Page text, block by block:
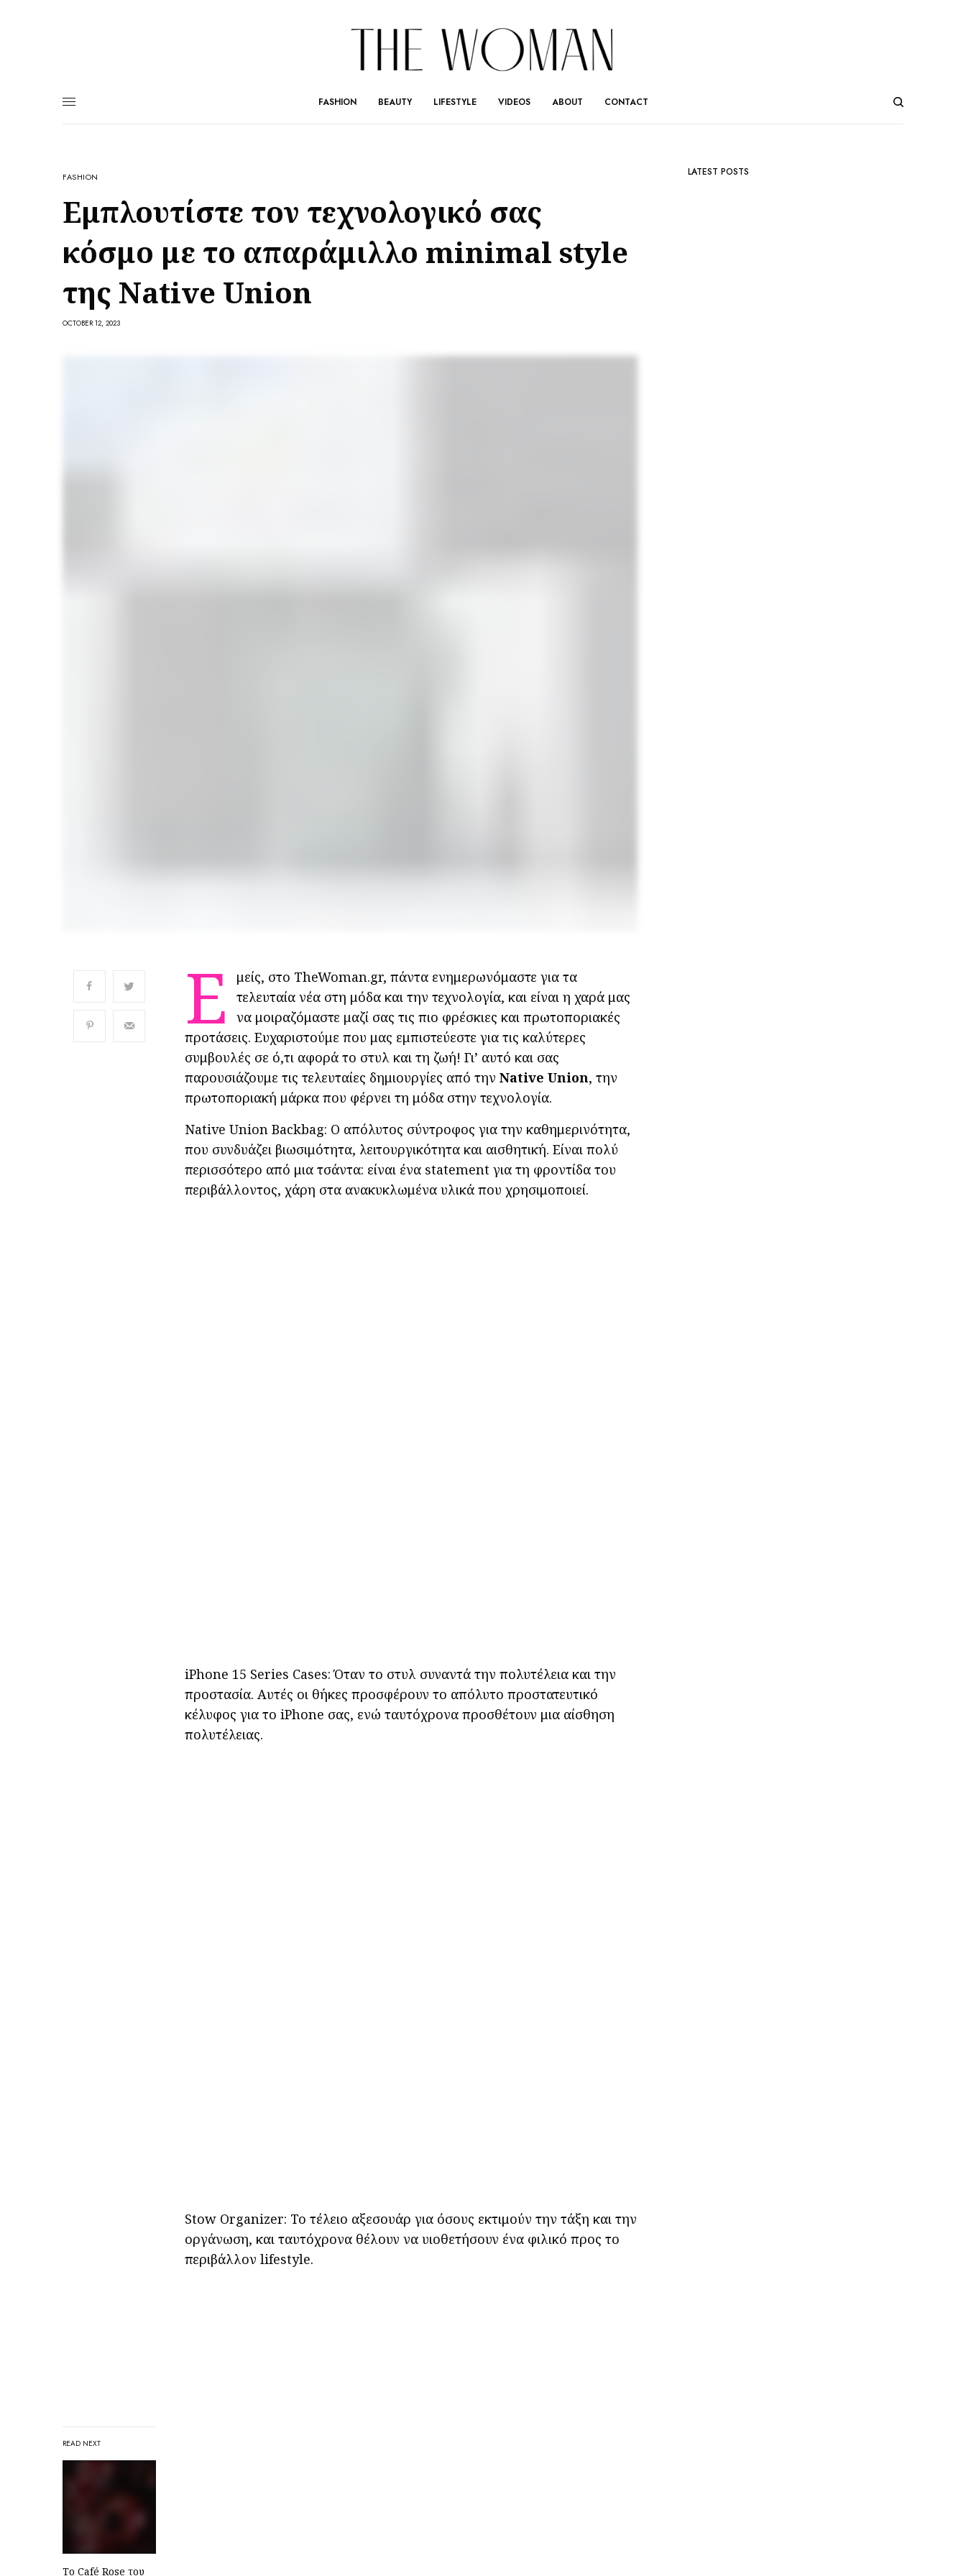
FASHION BEAUTY LIFESTYLE VIDEOS ABOUT CONTACT
FASHION
Εμπλουτίστε τον τεχνολογικό σας
κόσμο με το απαράμιλλο minimal style
της Native Union
OCTOBER 12, 2023
READ NEXT
Το Café Rose του
Ε
μείς, στο TheWoman.gr, πάντα ενημερωνόμαστε για τα
τελευταία νέα στη μόδα και την τεχνολογία, και είναι η χαρά μας
να μοιραζόμαστε μαζί σας τις πιο φρέσκιες και πρωτοποριακές
προτάσεις. Ευχαριστούμε που μας εμπιστεύεστε για τις καλύτερες
συμβουλές σε ό,τι αφορά το στυλ και τη ζωή! Γι’ αυτό και σας
παρουσιάζουμε τις τελευταίες δημιουργίες από τηνNative Union, την
πρωτοποριακή μάρκα που φέρνει τη μόδα στην τεχνολογία.
Native Union Backbag: Ο απόλυτος σύντροφος για την καθημερινότητα,
που συνδυάζει βιωσιμότητα, λειτουργικότητα και αισθητική. Είναι πολύ
περισσότερο από μια τσάντα: είναι ένα statement για τη φροντίδα του
περιβάλλοντος, χάρη στα ανακυκλωμένα υλικά που χρησιμοποιεί.
iPhone 15 Series Cases: Όταν το στυλ συναντά την πολυτέλεια και την
προστασία. Αυτές οι θήκες προσφέρουν το απόλυτο προστατευτικό
κέλυφος για το iPhone σας, ενώ ταυτόχρονα προσθέτουν μια αίσθηση
πολυτέλειας.
Stow Organizer: Το τέλειο αξεσουάρ για όσους εκτιμούν την τάξη και την
οργάνωση, και ταυτόχρονα θέλουν να υιοθετήσουν ένα φιλικό προς το
περιβάλλον lifestyle.
LATEST POSTS